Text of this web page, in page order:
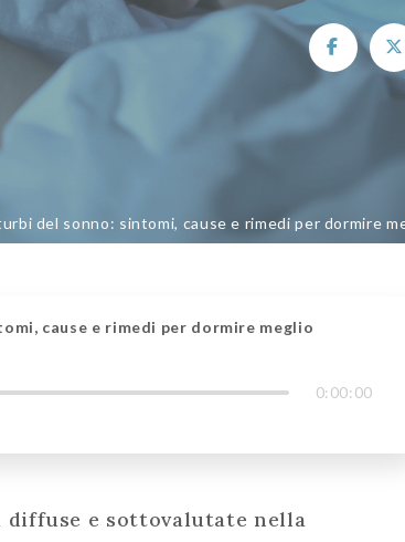
del sonno: sintomi, cause e rimedi per dormire
cause e rimedi per dormire meglio
0:00:00
e sottovalutate nella